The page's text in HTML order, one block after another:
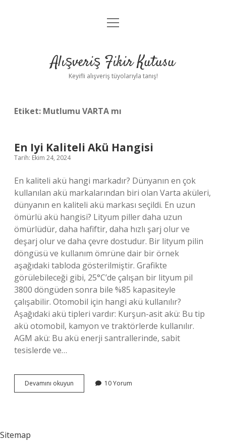
Anasayfa
Yasal Uyarı
menüyü
Alışveriş Fikir Kutusu
Keyifli alışveriş tüyolarıyla tanış!
Etiket: Mutlumu VARTA mı
En Iyi Kaliteli Akü Hangisi
Tarih: Ekim 24, 2024
En kaliteli akü hangi markadır? Dünyanın en çok
kullanılan akü markalarından biri olan Varta aküleri,
dünyanın en kaliteli akü markası seçildi. En uzun
ömürlü akü hangisi? Lityum piller daha uzun
ömürlüdür, daha hafiftir, daha hızlı şarj olur ve
deşarj olur ve daha çevre dostudur. Bir lityum pilin
döngüsü ve kullanım ömrüne dair bir örnek
aşağıdaki tabloda gösterilmiştir. Grafikte
görülebileceği gibi, 25°C’de çalışan bir lityum pil
3800 döngüden sonra bile %85 kapasiteyle
çalışabilir. Otomobil için hangi akü kullanılır?
Aşağıdaki akü tipleri vardır: Kurşun-asit akü: Bu tip
akü otomobil, kamyon ve traktörlerde kullanılır.
AGM akü: Bu akü enerji santrallerinde, sabit
tesislerde ve…
Devamını okuyun
Iyi
10 Yorum
Sitemap